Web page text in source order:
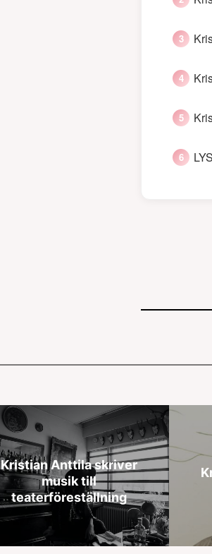
Kristian Anttila skriver
musik till
teaterföreställning